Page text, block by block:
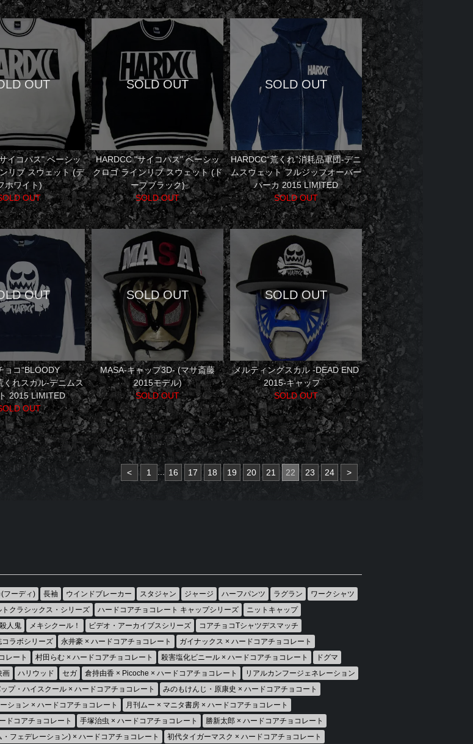
イコパス" ベーシッ
リブ スウェット (デ
ホワイト)
OUT
HARDCC "サイコパス" ベーシッ
クロゴ ラインリブ スウェット (ド
ープブラック)
SOLD OUT
HARDCC“荒くれ”消耗品軍団-デニ
ムスウェット フルジップオーバー
パーカ 2015 LIMITED
SOLD OUT
ョコ“BLOODY
くれスカル-デニムス
2015 LIMITED
OUT
MASA-キャップ3D- (マサ斎藤
2015モデル)
SOLD OUT
メルティングスカル -DEAD END
2015-キャップ
SOLD OUT
< 1 ... 16 17 18 19 20 21 22 23 24 >
フーディ) 長袖 ウインドブレーカー スタジャン ジャージ ハーフパンツ ラグラン
ワークシャツ
トクラシックス・シリーズ ハードコアチョコレート キャップシリーズ
ニットキャップ
殺人鬼 メキシクール！ ビデオ・アーカイブスシリーズ
コアチョコTシャツデスマッチ
ラボシリーズ 永井豪 × ハードコアチョコレート
ガイナックス × ハードコアチョコレート
レート 村田らむ × ハードコアチョコレート 殺害塩化ビニール × ハードコアチョコレート
ドグマ
画 ハリウッド セガ 倉持由香 × Picoche × ハードコアチョコレート
リアルカンフージェネレーション
プ・ハイスクール × ハードコアチョコレート
みのもけんじ・原康史 × ハードコアチョコート
ション × ハードコアチョコレート
月刊ムー × マニタ書房 × ハードコアチョコレート
ドコアチョコレート 手塚治虫 × ハードコアチョコレート
勝新太郎 × ハードコアチョコレート
・フェデレーション) × ハードコアチョコレート 初代タイガーマスク × ハードコアチョコレート